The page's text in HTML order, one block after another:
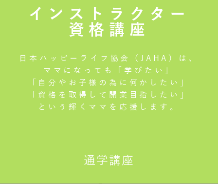
インストラクター
資格講座
日本ハッピーライフ協会（JAHA）は、
ママになっても「学びたい」
「自分やお子様の為に何かしたい」
「資格を取得して開業目指したい」
という輝くママを応援します。
通学講座